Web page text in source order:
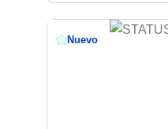
Nuevo